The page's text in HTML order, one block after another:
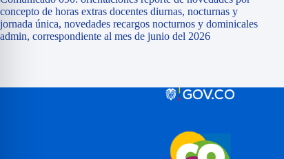
concepto de horas extras docentes diurnas, nocturnas y
jornada única, novedades recargos nocturnos y dominicales
admin, correspondiente al mes de junio del 2026